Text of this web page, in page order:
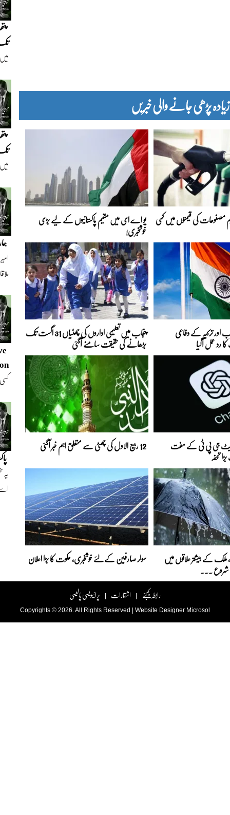
پڑھی جانے والی خبریں
مصنوعات کی قیمتوں میں کمی یو اے ای میں مقیم پاکستانیوں کے لیے بڑی
خوشخبری!
اور ترکیہ کے دفاعی
رد عمل آگیا
پنجاب میں تعلیمی اداروں کی چھٹیاں 31 اگست تک
بڑھانے کی حقیقت سامنے آگئی
جی پی ٹی کے مفت
تحفہ
12 ربیع الاول کی چھٹی سے متعلق اہم خبر آگئی
ملک کے بیشتر علاقوں میں
شروع ...
سولر صارفین کےلئے خوشخبری، حکوت کا بڑا اعلان
ملاقات
رابطہ کیجئے | اشتہارات | پرائیویسی پالیسی
Copyrights © 2026. All Rights Reserved | Website Designer Microsol